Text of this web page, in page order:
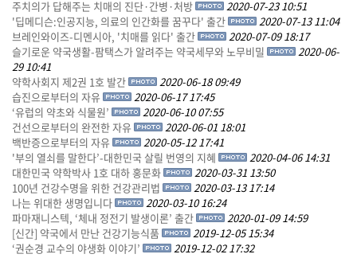
주치의가 답해주는 치매의 진단·간병·처방
2020-07-23 10:51
'딥메디슨:인공지능, 의료의 인간화를 꿈꾸다' 출간
2020-07-13 11:04
브레인와이즈-디멘시아, '치매를 읽다' 출간
2020-07-09 18:17
슬기로운 약국생활-팜택스가 알려주는 약국세무와 노무비밀
2020-06-
29 10:41
약학사회지 제2권 1호 발간
2020-06-18 09:49
습진으로부터의 자유
2020-06-17 17:45
‘유럽의 약초와 식물원’
2020-06-10 07:55
건선으로부터의 완전한 자유
2020-06-01 18:01
백반증으로부터의 자유
2020-05-12 17:41
'부의 열쇠를 말한다’-대한민국 살릴 번영의 지혜
2020-04-06 14:31
대한민국 약학박사 1호 대하 홍문화
2020-03-31 13:50
100년 건강수명을 위한 건강관리법
2020-03-13 17:14
나는 위대한 생명입니다
2020-03-10 16:24
파마재니스텍, ‘체내 정전기 발생이론’ 출간
2020-01-09 14:59
[신간] 약국에서 만난 건강기능식품
2019-12-05 15:34
‘권순경 교수의 야생화 이야기’
2019-12-02 17:32